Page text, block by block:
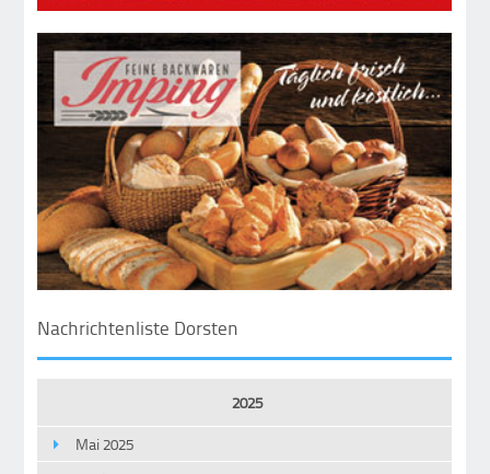
Nachrichtenliste Dorsten
2025
Mai 2025